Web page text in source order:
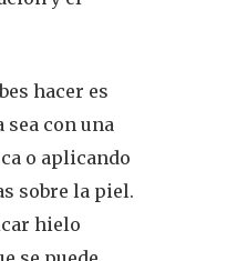
hacer es
sea con una
o aplicando
sobre la piel.
hielo